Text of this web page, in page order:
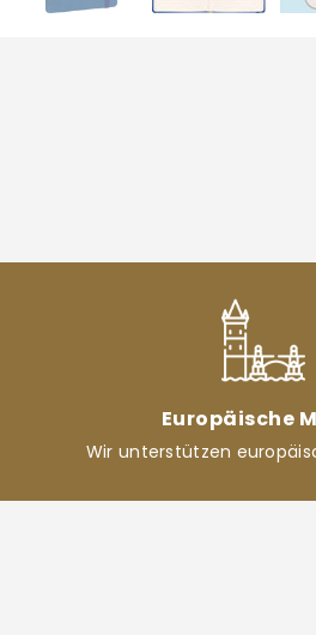
Europäische
Wir unterstützen